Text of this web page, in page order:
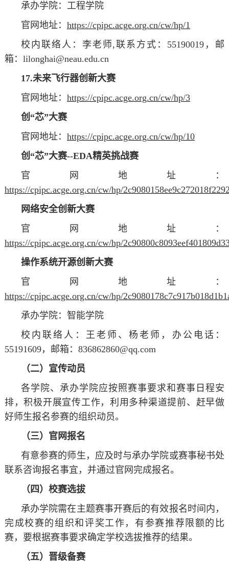
承办学院：工程学院
官网地址： https://cpipc.acge.org.cn/cw/hp/1
校内联络人：李老师,联系方式：55190019，邮
箱：lilonghai@neau.edu.cn
17.未来飞行器创新大赛
官网地址： https://cpipc.acge.org.cn/cw/hp/3
创“芯”大赛
官网地址： https://cpipc.acge.org.cn/cw/hp/10
创“芯”大赛--EDA精英挑战赛
官网地址：
https://cpipc.acge.org.cn/cw/hp/
网络安全创新大赛
官网地址：
https://cpipc.acge.org.cn/cw/hp/
操作系统开源创新大赛
官网地址：
https://cpipc.acge.org.cn/cw/hp/
承办学院：智能学院
校内联络人：王 老师 、杨老师 ，办公电话：
55191609，邮箱：836862860@qq.com
（二）宣传动员
各学院、承办学院应按照赛事要求和赛事日程安
排，积极开展宣传工作，利用多种渠道提前、赶早做
好师生报名参赛的组织动员。
（三）官网报名
有意参赛的师生，应及时与承办学院或赛事秘书处
联系咨询报名事宜，并通过官网完成报名。
（四）校赛选拔
承办学院需在主题赛事开赛后的有效报名时间内，
完成校赛的组织和评奖工作，有参赛推荐限额的比
赛，要根据赛事要求确定学校选拔推荐的结果。
（五）晋级备赛